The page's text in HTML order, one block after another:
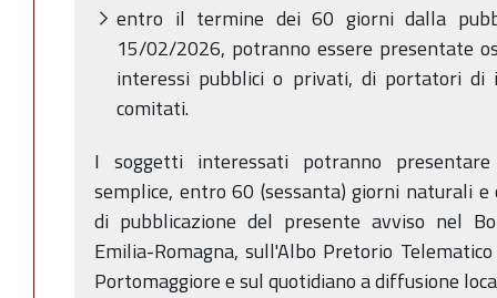
entro il termine dei 60 giorni dalla
15/02/2026, potranno essere presentate
interessi pubblici o privati, di portatori di
comitati.
I soggetti interessati potranno
semplice, entro 60 (sessanta) giorni naturali
di pubblicazione del presente avviso nel
Emilia-Romagna, sull'Albo Pretorio
Portomaggiore e sul quotidiano a diffusione